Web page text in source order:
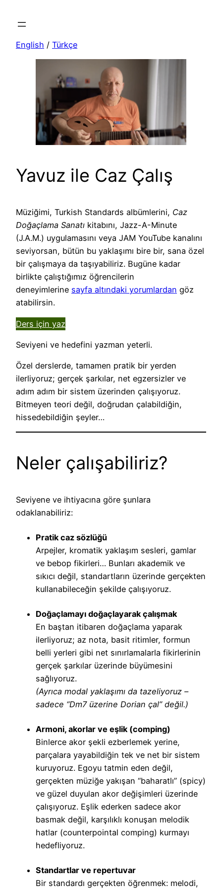
English / Türkçe
Yavuz ile Caz Çalış
Müziğimi, Turkish Standards albümlerini, Caz
Doğaçlama Sanatı kitabını, Jazz-A-Minute
(J.A.M.) uygulamasını veya JAM YouTube kanalını
seviyorsan, bütün bu yaklaşımı bire bir, sana özel
bir çalışmaya da taşıyabiliriz. Bugüne kadar
birlikte çalıştığımız öğrencilerin
deneyimlerine sayfa altındaki yorumlardan göz
atabilirsin.
Ders için yaz
Seviyeni ve hedefini yazman yeterli.
Özel derslerde, tamamen pratik bir yerden
ilerliyoruz; gerçek şarkılar, net egzersizler ve
adım adım bir sistem üzerinden çalışıyoruz.
Bitmeyen teori değil, doğrudan çalabildiğin,
hissedebildiğin şeyler…
Neler çalışabiliriz?
Seviyene ve ihtiyacına göre şunlara
odaklanabiliriz:
Pratik caz sözlüğü
Arpejler, kromatik yaklaşım sesleri, gamlar
ve bebop fikirleri… Bunları akademik ve
sıkıcı değil, standartların üzerinde gerçekten
kullanabileceğin şekilde çalışıyoruz.
Doğaçlamayı doğaçlayarak çalışmak
En baştan itibaren doğaçlama yaparak
ilerliyoruz; az nota, basit ritimler, formun
belli yerleri gibi net sınırlamalarla fikirlerinin
gerçek şarkılar üzerinde büyümesini
sağlıyoruz.
(Ayrıca modal yaklaşımı da tazeliyoruz –
sadece “Dm7 üzerine Dorian çal” değil.)
Armoni, akorlar ve eşlik (comping)
Binlerce akor şekli ezberlemek yerine,
parçalara yayabildiğin tek ve net bir sistem
kuruyoruz. Egoyu tatmin eden değil,
gerçekten müziğe yakışan “baharatlı” (spicy)
ve güzel duyulan akor değişimleri üzerinde
çalışıyoruz. Eşlik ederken sadece akor
basmak değil, karşılıklı konuşan melodik
hatlar (counterpointal comping) kurmayı
hedefliyoruz.
Standartlar ve repertuvar
Bir standardı gerçekten öğrenmek: melodi,